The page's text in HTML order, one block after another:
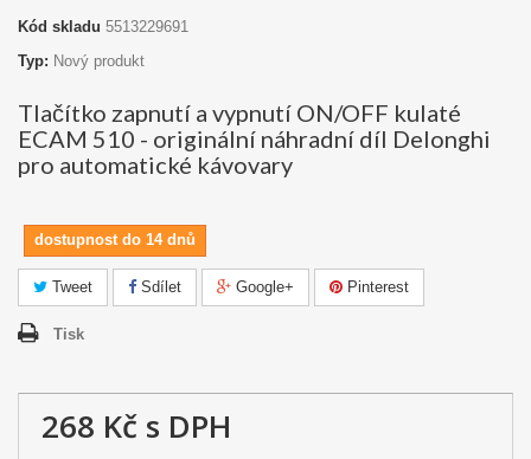
Kód skladu 5513229691
Typ: Nový produkt
Tlačítko zapnutí a vypnutí ON/OFF kulaté
ECAM 510 - originální náhradní díl Delonghi
pro automatické kávovary
dostupnost do 14 dnů
Tweet Sdílet Google+ Pinterest
Tisk
268 Kč s DPH